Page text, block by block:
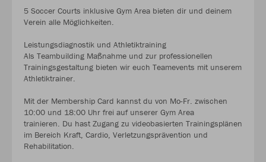
5 Soccer Courts inklusive Gym Area bieten dir und deinem
Verein alle Möglichkeiten.
Leistungsdiagnostik und Athletiktraining
Als Teambuilding Maßnahme und zur professionellen
Trainingsgestaltung bieten wir euch Teamevents mit unserem
Athletiktrainer.
Mit der Membership Card kannst du von Mo-Fr. zwischen
10:00 und 18:00 Uhr frei auf unserer Gym Area
trainieren. Du hast Zugang zu videobasierten Trainingsplänen
im Bereich Kraft, Cardio, Verletzungsprävention und
Rehabilitation.